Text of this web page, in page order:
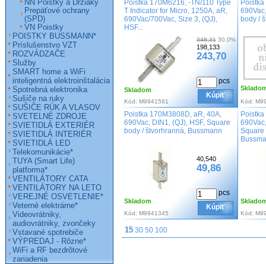
Poistka 170M6216, -TN/110 Type
T Indicator for Micro, 1250A, aR,
690Vac/700Vac, Size 3, (QJ),
HSF...
348,31 30,0%
198,133
243,70
pcs
Kúpiť
Skladom
Kód: M9941581
body /
Kód:
Poistka 170M3808D, aR, 40A,
690Vac, DIN1, (QJ), HSF, Square
body / štvorhranná, Bussmann
40,540
49,86
pcs
Kúpiť
Skladom
Kód: M9941345
Square
Kód:
15 30 50 100
NN Poistky a Držiaky
Prepäťové ochrany
(SPD)
VN Poistky
POISTKY BUSSMANN*
Príslušenstvo VZT
ROZVÁDZAČE
Služby
SMART home a WiFi
inteligentná elektroinštalácia
Spotrebná elektronika
Sušiče na ruky
SUŠIČE RÚK A VLASOV
SVETELNÉ ZDROJE
SVIETIDLÁ EXTERIÉR
SVIETIDLÁ INTERIÉR
SVIETIDLÁ LED
Telekomunikácie*
TUYA (Smart Life)
platforma*
VENTILÁTORY CATA
VENTILÁTORY NA LETO
VEREJNÉ OSVETLENIE*
Veterné elektrárne*
Videovrátniky,
audiovrátniky, zvončeky
Vstavané spotrebiče
VÝPREDAJ - Rôzne*
WiFi a RF bezdrôtové
zariadenia